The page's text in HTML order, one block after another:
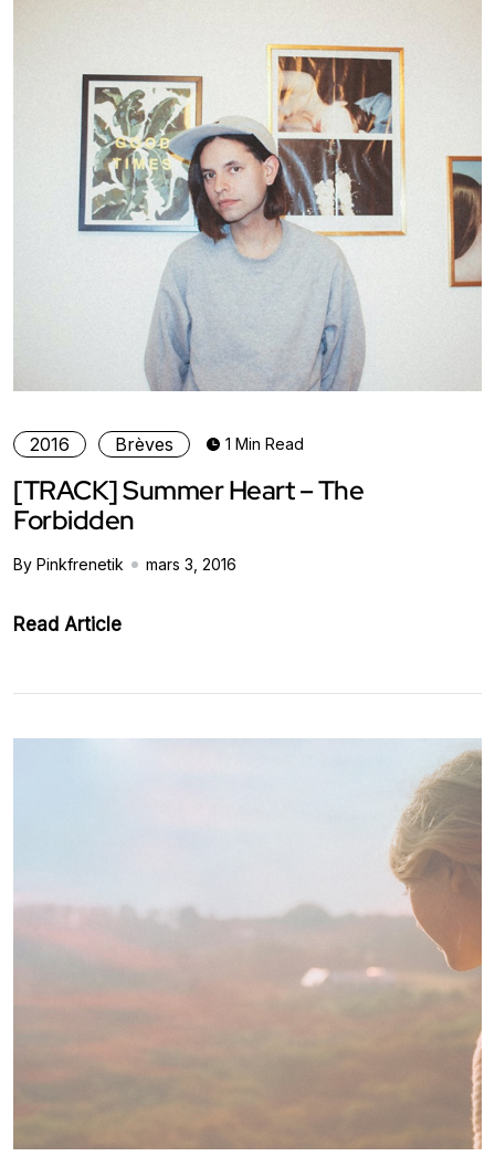
2016 Brèves 1 Min Read
[TRACK] Summer Heart – The
Forbidden
By Pinkfrenetik mars 3, 2016
Read Article